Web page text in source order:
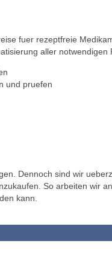
fuer rezeptfreie
aller notwendigen
und pruefen
Dennoch sind wir
So arbeiten wir
kann.